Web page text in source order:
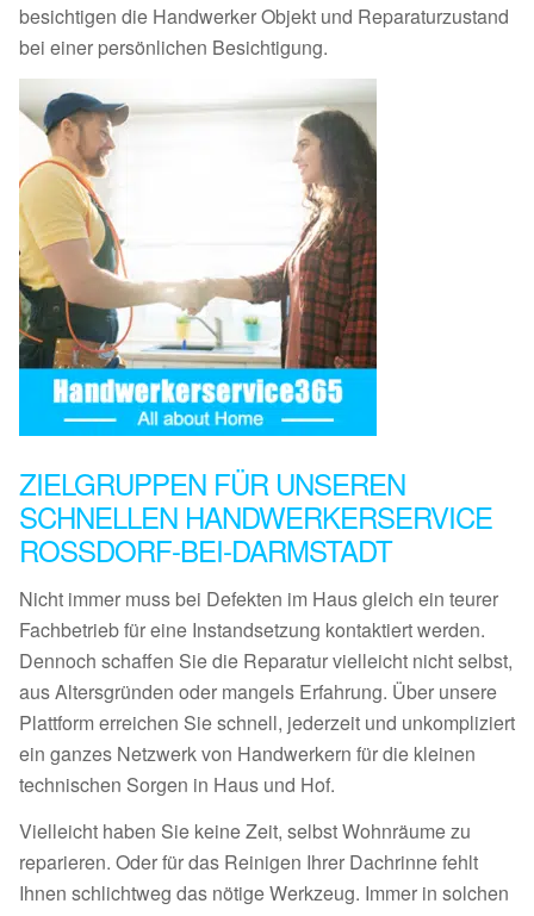
besichtigen die Handwerker Objekt und Reparaturzustand
bei einer persönlichen Besichtigung.
ZIELGRUPPEN FÜR UNSEREN
SCHNELLEN HANDWERKERSERVICE
ROSSDORF-BEI-DARMSTADT
Nicht immer muss bei Defekten im Haus gleich ein teurer
Fachbetrieb für eine Instandsetzung kontaktiert werden.
Dennoch schaffen Sie die Reparatur vielleicht nicht selbst,
aus Altersgründen oder mangels Erfahrung. Über unsere
Plattform erreichen Sie schnell, jederzeit und unkompliziert
ein ganzes Netzwerk von Handwerkern für die kleinen
technischen Sorgen in Haus und Hof.
Vielleicht haben Sie keine Zeit, selbst Wohnräume zu
reparieren. Oder für das Reinigen Ihrer Dachrinne fehlt
Ihnen schlichtweg das nötige Werkzeug. Immer in solchen